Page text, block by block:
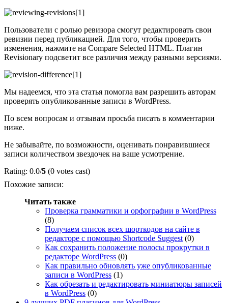
Пользователи с ролью ревизора смогут редактировать свои
ревизии перед публикацией. Для того, чтобы проверить
изменения, нажмите на Compare Selected HTML. Плагин
Revisionary подсветит все различия между разными версиями.
Мы надеемся, что эта статья помогла вам разрешить авторам
проверять опубликованные записи в WordPress.
По всем вопросам и отзывам просьба писать в комментарии
ниже.
Не забывайте, по возможности, оценивать понравившиеся
записи количеством звездочек на ваше усмотрение.
Rating: 0.0/5 (0 votes cast)
Похожие записи:
Читать также
Проверка грамматики и орфографии в WordPress
(8)
Получаем список всех шорткодов на сайте в
редакторе с помощью Shortcode Suggest (0)
Как сохранить положение полосы прокрутки в
редакторе WordPress (0)
Как правильно обновлять уже опубликованные
записи в WordPress (1)
Как обрезать и редактировать миниатюры записей
в WordPress (0)